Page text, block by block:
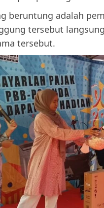
beruntung adalah
tersebut
tersebut.